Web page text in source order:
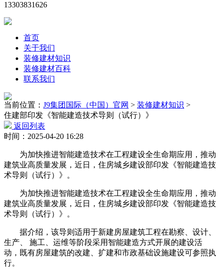
13303831626
首页
关于我们
装修建材知识
装修建材百科
联系我们
当前位置： J9集团国际（中国）官网 > 装修建材知识 >
住建部印发《智能建造技术导则（试行）》
返回列表
时间：2025-04-20 16:28
为加快推进智能建造技术在工程建设全生命期应用，推动
建筑业高质量发展，近日，住房城乡建设部印发《智能建造技
术导则（试行）》。
为加快推进智能建造技术在工程建设全生命期应用，推动
建筑业高质量发展，近日，住房城乡建设部印发《智能建造技
术导则（试行）》。
据介绍，该导则适用于新建房屋建筑工程在勘察、设计、
生产、 施工、运维等阶段采用智能建造方式开展的建设活
动，既有房屋建筑的改建、扩建和市政基础设施建设可参照执
行。